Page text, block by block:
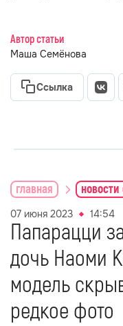
Автор статьи
Маша Семёнова
Ссылка
главная
07 июня 2023 14:54
Папарацци
дочь Наоми
модель
редкое фото